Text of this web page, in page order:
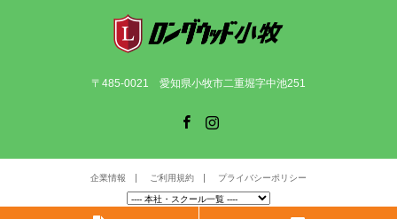
〒485-0021 愛知県小牧市二重堀字中池251
企業情報 ご利用規約 プライバシーポリシー